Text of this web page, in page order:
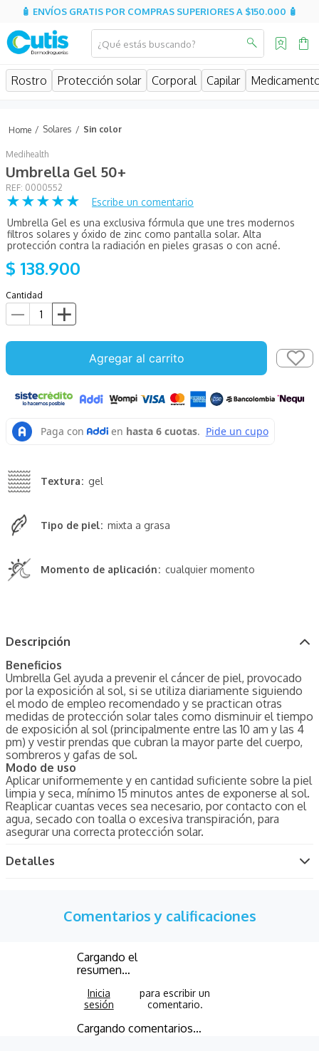
🧴 ENVÍOS GRATIS POR COMPRAS SUPERIORES A $150.000 🧴
¿Qué estás buscando?
Rostro Protección solar Corporal Capilar
Solares Sin color
Medihealth
Umbrella Gel 50+
: 0000552
★★★★★
Escribe un comentario
Umbrella Gel es una exclusiva fórmula que une tres modernos
filtros solares y óxido de zinc como pantalla solar. Alta
protección contra la radiación en pieles grasas o con acné.
$ 138.900
Cantidad
Agregar al carrito
Tipo de piel mixta a grasa
Textura gel
Momento de aplicación cualquier momento
Descripción
Beneficios
Umbrella Gel ayuda a prevenir el cáncer de piel, provocado
por la exposición al sol, si se utiliza diariamente siguiendo
el modo de empleo recomendado y se practican otras
medidas de protección solar tales como disminuir el tiempo
de exposición al sol (principalmente entre las 10 am y las 4
pm) y vestir prendas que cubran la mayor parte del cuerpo,
sombreros y gafas de sol.
Modo de uso
Aplicar uniformemente y en cantidad suficiente sobre la piel
limpia y seca, mínimo 15 minutos antes de exponerse al sol.
Reaplicar cuantas veces sea necesario, por contacto con el
agua, secado con toalla o excesiva transpiración, para
asegurar una correcta protección solar.
Detalles
Comentarios y calificaciones
Cargando el
resumen…
Cargando comentarios…
MÁS BUSCADOS
posay